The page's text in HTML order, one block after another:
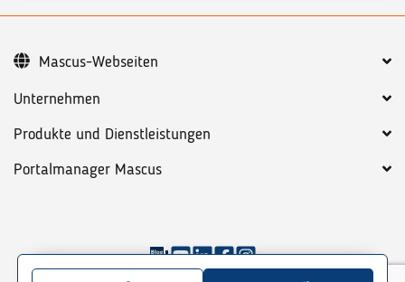
Unternehmen
Produkte und Dienstleistungen
Portalmanager Mascus
Mascus-Webseiten